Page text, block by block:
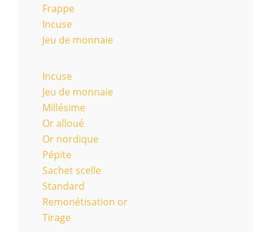
Frappe
Incuse
Jeu de monnaie
Incuse
Jeu de monnaie
Millésime
Or alloué
Or nordique
Pépite
Sachet scelle
Standard
Remonétisation or
Tirage